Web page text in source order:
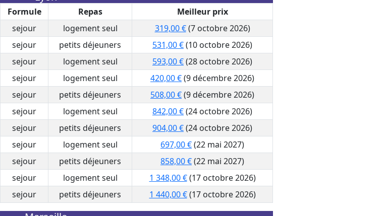
Formule Repas
Meilleur prix
sejour logement seul 319,00 €(7 octobre 2026)
sejour petits déjeuners 531,00 €(10 octobre 2026)
sejour logement seul 593,00 €(28 octobre 2026)
sejour logement seul 420,00 €(9 décembre 2026)
sejour petits déjeuners 508,00 €(9 décembre 2026)
sejour logement seul 842,00 €(24 octobre 2026)
sejour petits déjeuners 904,00 €(24 octobre 2026)
sejour logement seul 697,00 €(22 mai 2027)
sejour petits déjeuners 858,00 €(22 mai 2027)
sejour logement seul 1 348,00 €(17 octobre 2026)
sejour petits déjeuners 1 440,00 €(17 octobre 2026)